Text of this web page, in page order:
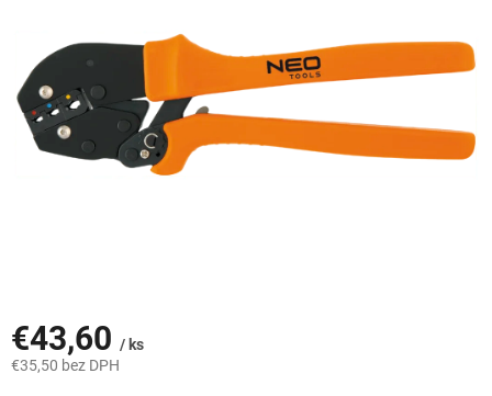
€43,60 / ks
€35,50 bez DPH